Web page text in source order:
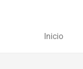
Inicio